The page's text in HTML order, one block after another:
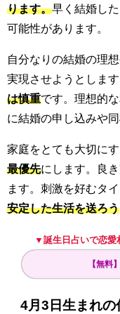
ります。早く結婚し
可能性があります。
自分なりの結婚の理
実現させようとします
は慎重です。理想的
に結婚の申し込みや
家庭をとても大切にす
最優先にします。良
ます。刺激を好むタイ
安定した生活を送ろう
▼誕生日占いで恋愛
【無料
4月3日生まれの